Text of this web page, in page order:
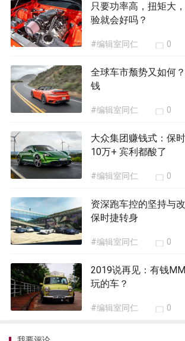
只要功率高，扭矩大
验就会好吗？
#编辑室同仁 0
全球车市颓势又如何
钱
#编辑室同仁 0
大众集团赚钱式：保
10万+ 宾利都酸了
#编辑室同仁 0
资深跑车控的坚持与
保时捷转身
#编辑室同仁 0
2019说再见：有钱
玩的车？
#编辑室同仁 0